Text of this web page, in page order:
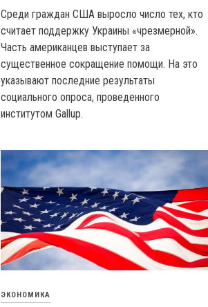
Среди граждан США выросло число тех, кто
считает поддержку Украины «чрезмерной».
Часть американцев выступает за
существенное сокращение помощи. На это
указывают последние результаты
социального опроса, проведенного
институтом Gallup.
ЭКОНОМИКА